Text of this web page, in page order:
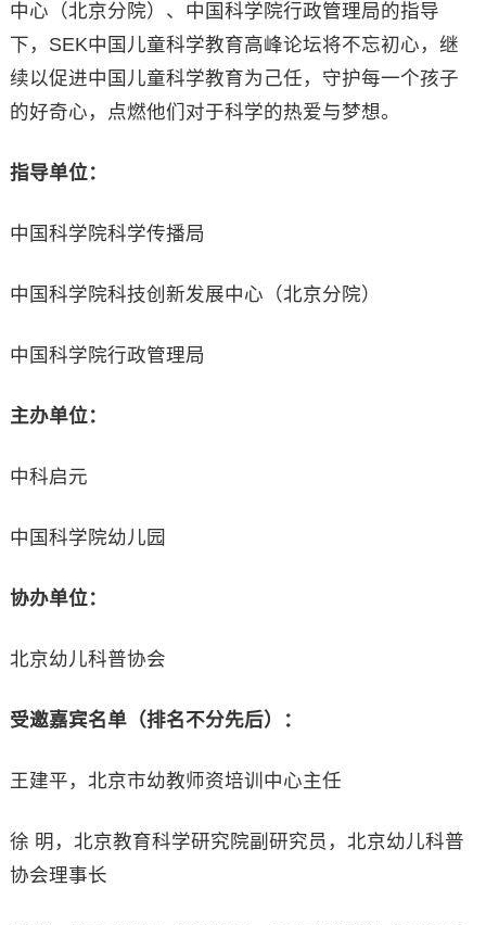
中心（北京分院）、中国科学院行政管理局的指导
下，SEK中国儿童科学教育高峰论坛将不忘初心，继
续以促进中国儿童科学教育为己任，守护每一个孩子
的好奇心，点燃他们对于科学的热爱与梦想。
指导单位：
中国科学院科学传播局
中国科学院科技创新发展中心（北京分院）
中国科学院行政管理局
主办单位：
中科启元
中国科学院幼儿园
协办单位：
北京幼儿科普协会
受邀嘉宾名单（排名不分先后）：
王建平，北京市幼教师资培训中心主任
徐 明，北京教育科学研究院副研究员，北京幼儿科普
协会理事长